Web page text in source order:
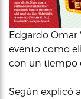
Edgardo Omar
evento como
con un tiempo
Según explicó